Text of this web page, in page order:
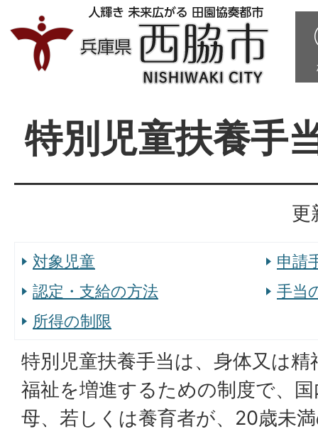
特別児童扶養手
更
対象児童
申請
認定・支給の方法
手当
所得の制限
特別児童扶養手当は、身体又は
福祉を増進するための制度で、
母、若しくは養育者が、20歳未